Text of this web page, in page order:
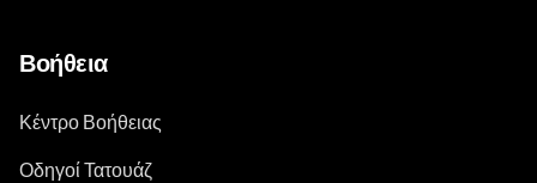
Βοήθεια
Κέντρο Βοήθειας
Οδηγοί Τατουάζ